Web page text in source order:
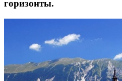
горизонты.